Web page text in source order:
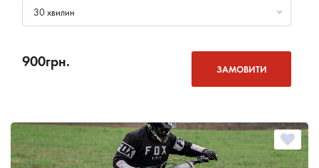
30 хвилин
900грн. ЗАМОВИТИ